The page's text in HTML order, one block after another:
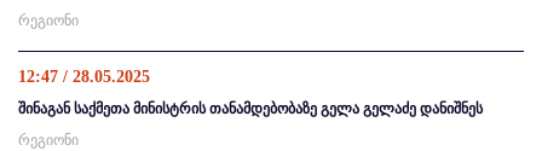
რეგიონი
12:47 / 28.05.2025
შინაგან საქმეთა მინისტრის თანამდებობაზე გელა გელაძე დანიშნეს
რეგიონი